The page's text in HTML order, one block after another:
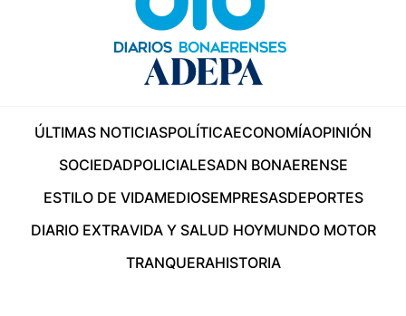
ÚLTIMAS NOTICIASPOLÍTICAECONOMÍAOPINIÓN
SOCIEDADPOLICIALESADN BONAERENSE
ESTILO DE VIDAMEDIOSEMPRESASDEPORTES
DIARIO EXTRAVIDA Y SALUD HOYMUNDO MOTOR
TRANQUERAHISTORIA